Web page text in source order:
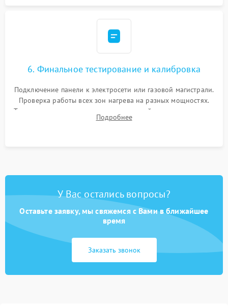
6. Финальное тестирование и калибровка
Подключение панели к электросети или газовой магистрали.
Проверка работы всех зон нагрева на разных мощностях.
Тестирование сенсорного управления, таймера, индикаторов
остаточного тепла и систем защиты от перегрева.
Подробнее
У Вас остались вопросы?
Оставьте заявку, мы свяжемся с Вами в ближайшее
время
Заказать звонок